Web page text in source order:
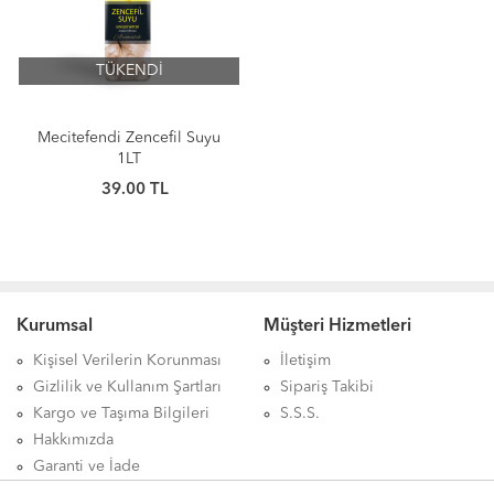
TÜKENDİ
Mecitefendi Zencefil Suyu
1LT
39.00 TL
Kurumsal
Kişisel Verilerin Korunması
Gizlilik ve Kullanım Şartları
Kargo ve Taşıma Bilgileri
Hakkımızda
Garanti ve İade
Müşteri Hizmetleri
İletişim
Sipariş Takibi
S.S.S.